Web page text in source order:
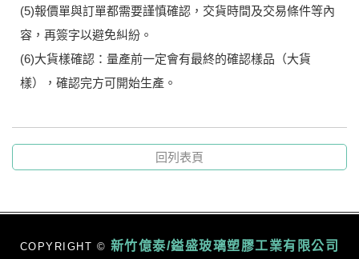
(5)報價單與訂單都需要謹慎確認，交貨時間及交易條件等內
容，再簽字以避免糾紛。
(6)大貨樣確認：量產前一定會有最終的確認樣品（大貨
樣），確認完方可開始生產。
回列表頁
COPYRIGHT © 新竹億泰/鎰盛玻璃塑膠工業有限公司